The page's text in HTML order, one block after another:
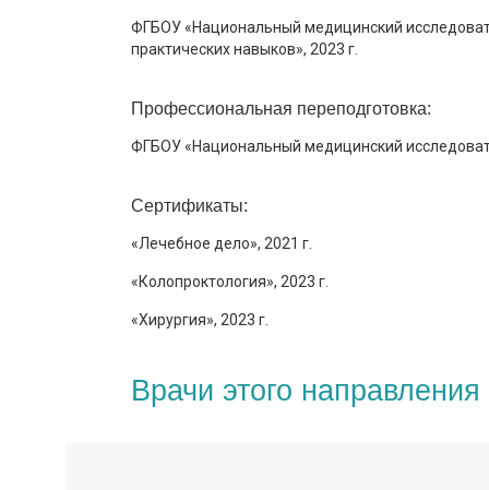
ФГБОУ «Национальный медицинский
практических навыков», 2023 г.
Профессиональная переподготовка:
ФГБОУ «Национальный медицинский
Сертификаты:
«Лечебное дело», 2021 г.
«Колопроктология», 2023 г.
«Хирургия», 2023 г.
Врачи этого направления